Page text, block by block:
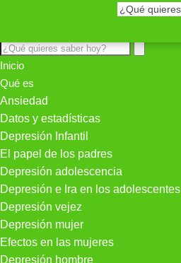
Inicio
Qué es
Ansiedad
Datos y estadísticas
Depresión Infantil
El papel de los padres
Depresión adolescencia
Depresión e Ira en los adolescentes
Depresión vejez
Depresión mujer
Efectos en las mujeres
Depresión hombre